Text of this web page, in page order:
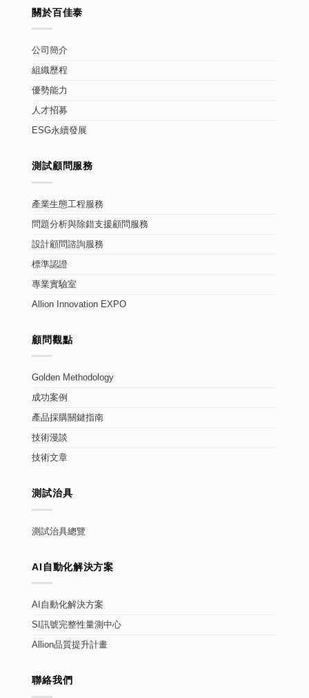
關於百佳泰
公司簡介
組織歷程
優勢能力
人才招募
ESG永續發展
測試顧問服務
產業生態工程服務
問題分析與除錯支援顧問服務
設計顧問諮詢服務
標準認證
專業實驗室
Allion Innovation EXPO
顧問觀點
Golden Methodology
成功案例
產品採購關鍵指南
技術漫談
技術文章
測試治具
測試治具總覽
AI自動化解決方案
AI自動化解決方案
SI訊號完整性量測中心
Allion品質提升計畫
聯絡我們